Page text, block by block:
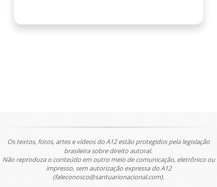
Os textos, fotos, artes e vídeos do A12 estão protegidos pela legislação
brasileira sobre direito autoral.
Não reproduza o conteúdo em outro meio de comunicação, eletrônico ou
impresso, sem autorização expressa do A12
(faleconosco@santuarionacional.com).